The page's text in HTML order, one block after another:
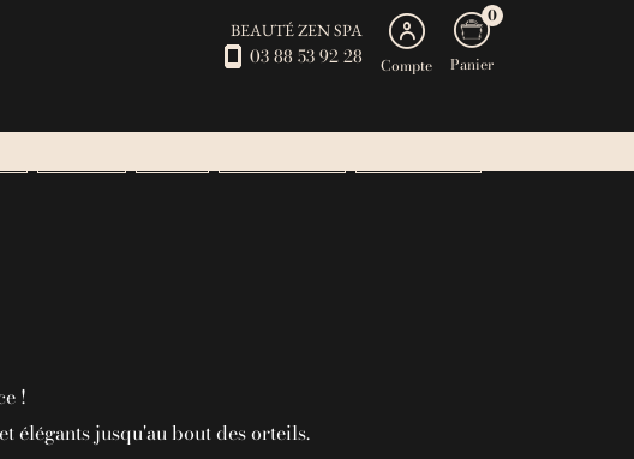
BEAUTÉ ZEN SPA
03 88 53 92 28 Compte
0
Panier
!
élégants jusqu'au bout des orteils.